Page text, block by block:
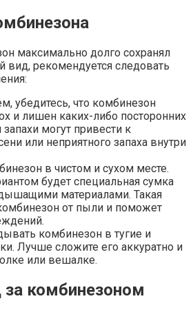
максимально долго сохранял
вид, рекомендуется следовать
убедитесь, что комбинезон
и лишен каких-либо посторонних
запахи могут привести к
или неприятного запаха внутри
в чистом и сухом месте.
будет специальная сумка
материалами. Такая
от пыли и поможет
комбинезон в тугие и
Лучше сложите его аккуратно и
или вешалке.
комбинезоном